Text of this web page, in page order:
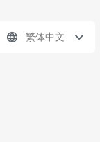
繁体中文